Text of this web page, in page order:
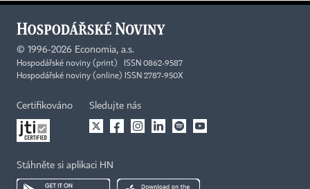
© 1996-2026 Economia, a.s.
Hospodářské noviny (print) ISSN 0862-9587
Hospodářské noviny (online) ISSN 2787-950X
Certifikováno Sledujte nás
Stáhněte si aplikaci HN